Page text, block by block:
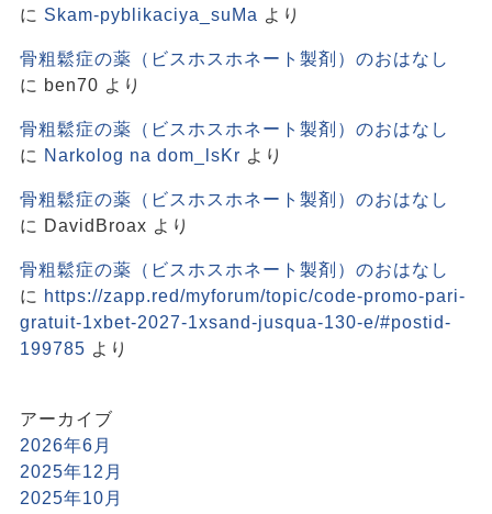
に Skam-pyblikaciya_suMa より
骨粗鬆症の薬（ビスホスホネート製剤）のおはなし
に ben70 より
骨粗鬆症の薬（ビスホスホネート製剤）のおはなし
に Narkolog na dom_lsKr より
骨粗鬆症の薬（ビスホスホネート製剤）のおはなし
に DavidBroax より
骨粗鬆症の薬（ビスホスホネート製剤）のおはなし
に https://zapp.red/myforum/topic/code-promo-pari-
gratuit-1xbet-2027-1xsand-jusqua-130-e/#postid-
199785 より
アーカイブ
2026年6月
2025年12月
2025年10月